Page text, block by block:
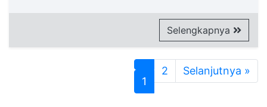
Selengkapnya
1
2 Selanjutnya »